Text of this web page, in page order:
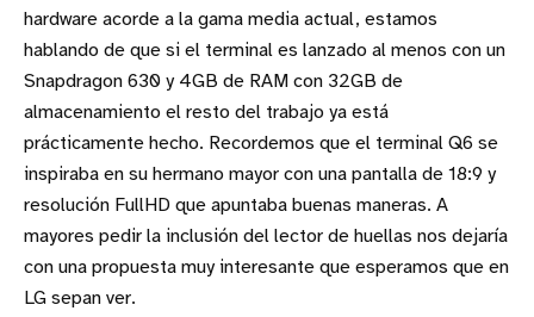
hardware acorde a la gama media actual, estamos
hablando de que si el terminal es lanzado al menos con un
Snapdragon 630 y 4GB de RAM con 32GB de
almacenamiento el resto del trabajo ya está
prácticamente hecho. Recordemos que el terminal Q6 se
inspiraba en su hermano mayor con una pantalla de 18:9 y
resolución FullHD que apuntaba buenas maneras. A
mayores pedir la inclusión del lector de huellas nos dejaría
con una propuesta muy interesante que esperamos que en
LG sepan ver.